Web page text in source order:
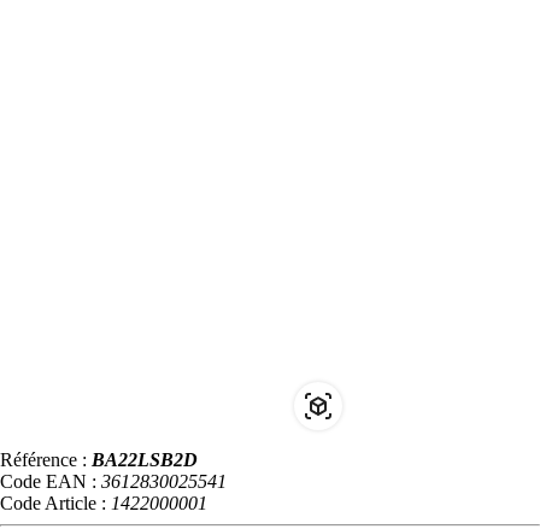
Référence : BA22LSB2D
Code EAN : 3612830025541
Code Article : 1422000001